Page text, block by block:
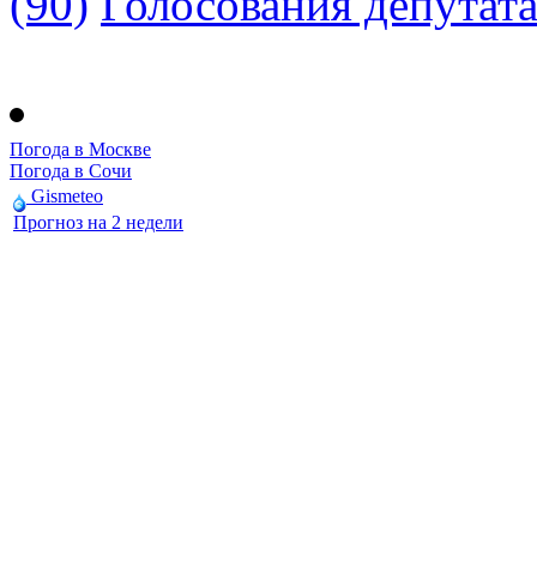
Погода в Москве
Погода в Сочи
Gismeteo
Прогноз на 2 недели